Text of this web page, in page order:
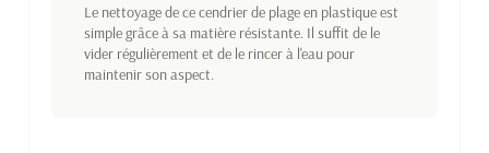
Le nettoyage de ce cendrier de plage en plastique est
simple grâce à sa matière résistante. Il suffit de le
vider régulièrement et de le rincer à l'eau pour
maintenir son aspect.